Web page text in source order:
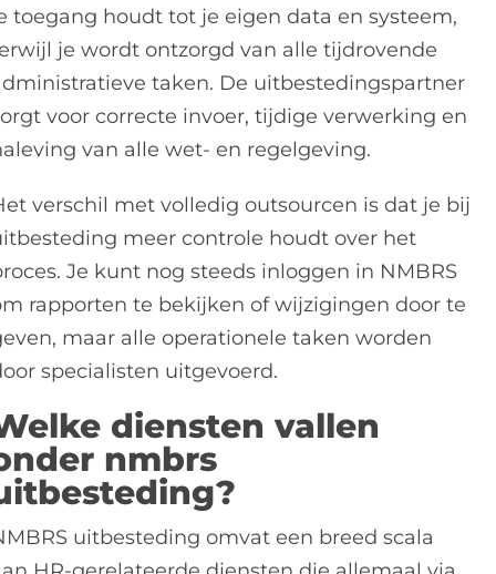
toegang houdt tot je eigen data en systeem,
je wordt ontzorgd van alle tijdrovende
taken. De uitbestedingspartner
voor correcte invoer, tijdige verwerking en
van alle wet- en regelgeving.
verschil met volledig outsourcen is dat je bij
meer controle houdt over het
Je kunt nog steeds inloggen in NMBRS
rapporten te bekijken of wijzigingen door te
maar alle operationele taken worden
specialisten uitgevoerd.
diensten vallen
nmbrs
uitbesteding omvat een breed scala